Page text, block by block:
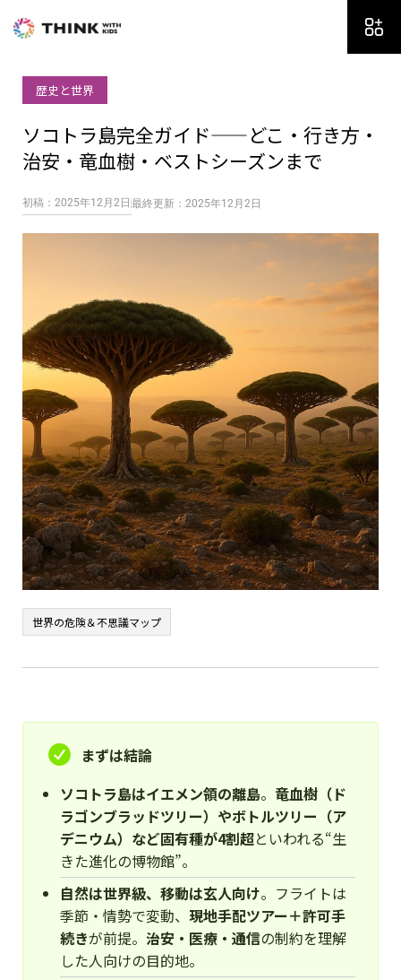
歴史と世界
ソコトラ島完全ガイド——どこ・行き方・
治安・竜血樹・ベストシーズンまで
初稿：2025年12月2日 最終更新：2025年12月2日
世界の危険＆不思議マップ
まずは結論
ソコトラ島はイエメン領の離島。 竜血樹（ド
ラゴンブラッドツリー）やボトルツリー（ア
デニウム）など固有種が4割超といわれる“生
きた進化の博物館”。
自然は世界級、移動は玄人向け。フライトは
季節・情勢で変動、 現地手配ツアー＋許可手
続きが前提。 治安・医療・通信の制約を理解
した人向けの目的地。